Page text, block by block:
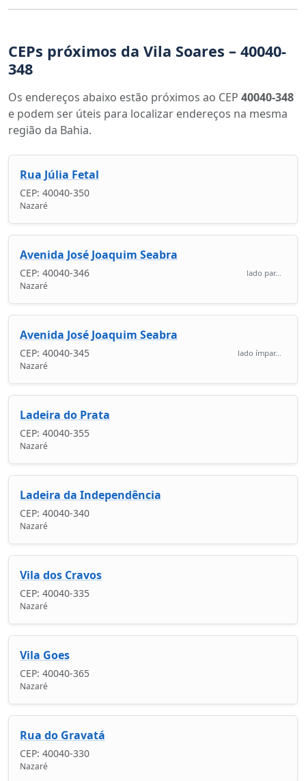
CEPs próximos da Vila Soares – 40040-
348
Os endereços abaixo estão próximos ao CEP 40040-348
e podem ser úteis para localizar endereços na mesma
região da Bahia.
Rua Júlia Fetal
CEP: 40040-350
Nazaré
Avenida José Joaquim Seabra
CEP: 40040-346 lado par...
Nazaré
Avenida José Joaquim Seabra
CEP: 40040-345 lado ímpar...
Nazaré
Ladeira do Prata
CEP: 40040-355
Nazaré
Ladeira da Independência
CEP: 40040-340
Nazaré
Vila dos Cravos
CEP: 40040-335
Nazaré
Vila Goes
CEP: 40040-365
Nazaré
Rua do Gravatá
CEP: 40040-330
Nazaré